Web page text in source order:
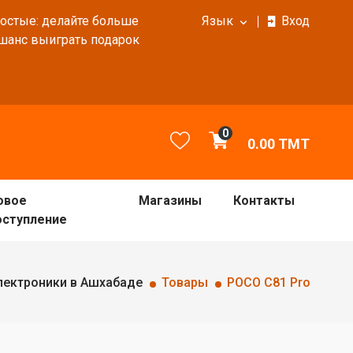
делайте больше
выиграть подарок
Язык Вход
0
0.00 TMT
Магазины Контакты
в Ашхабаде Товары POCO C81 Pro